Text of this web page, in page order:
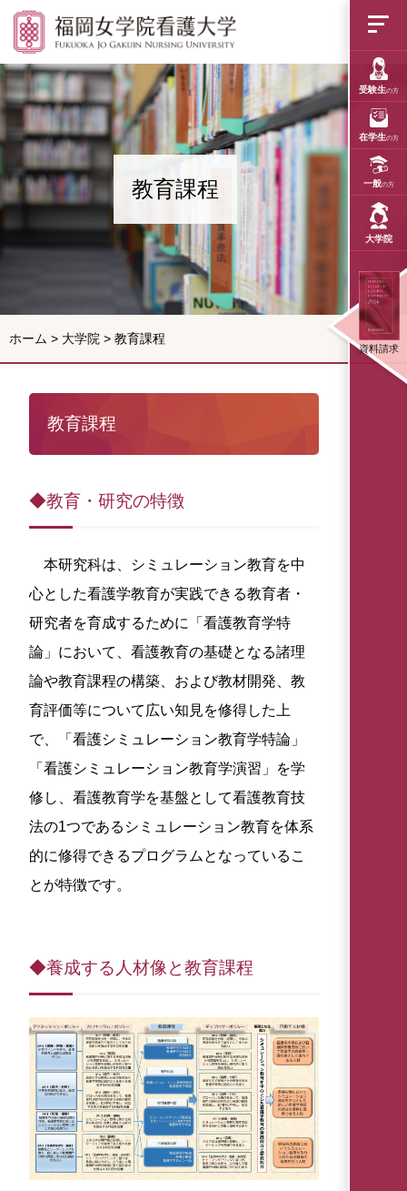
受験生の方
在学生の方
一般の方
大学院
資料請求
教育課程
ホーム > 大学院 > 教育課程
教育課程
◆教育・研究の特徴
本研究科は、シミュレーション教育を中
心とした看護学教育が実践できる教育者・
研究者を育成するために「看護教育学特
論」において、看護教育の基礎となる諸理
論や教育課程の構築、および教材開発、教
育評価等について広い知見を修得した上
で、「看護シミュレーション教育学特論」
「看護シミュレーション教育学演習」を学
修し、看護教育学を基盤として看護教育技
法の1つであるシミュレーション教育を体系
的に修得できるプログラムとなっているこ
とが特徴です。
◆養成する人材像と教育課程